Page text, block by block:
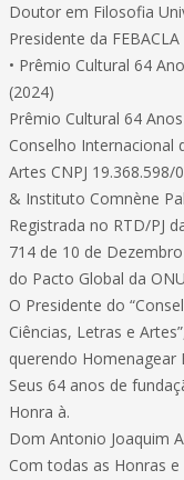
Doutor em Filosofia
Presidente da
• Prêmio Cultural 64
(2024)
Prêmio Cultural 64
Conselho Internacional
Artes CNPJ 19.368.598/
& Instituto Comnène
Registrada no RTD/PJ
714 de 10 de
do Pacto Global da
O Presidente do
Ciências, Letras e
querendo Homenagear
Seus 64 anos de
Honra à.
Dom Antonio Joaquim
Com todas as Honras